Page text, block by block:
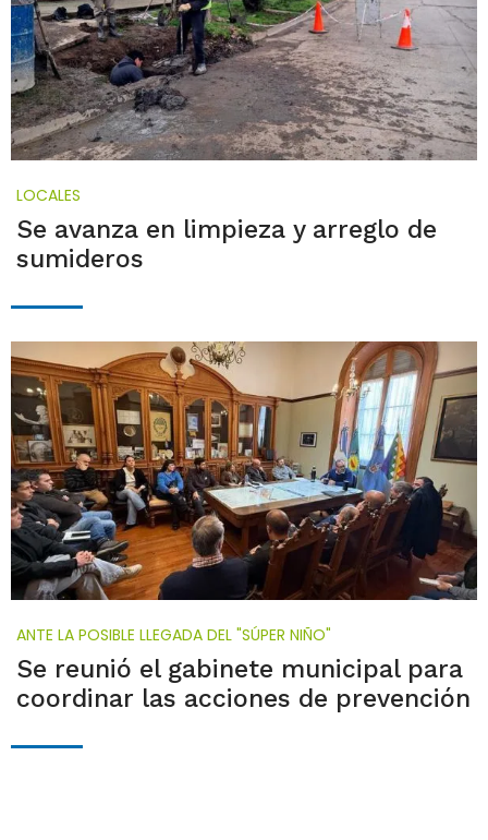
LOCALES
Se avanza en limpieza y arreglo de
sumideros
ANTE LA POSIBLE LLEGADA DEL "SÚPER NIÑO"
Se reunió el gabinete municipal para
coordinar las acciones de prevención